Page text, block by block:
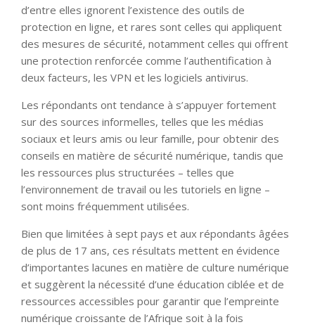
d’entre elles ignorent l’existence des outils de
protection en ligne, et rares sont celles qui appliquent
des mesures de sécurité, notamment celles qui offrent
une protection renforcée comme l’authentification à
deux facteurs, les VPN et les logiciels antivirus.
Les répondants ont tendance à s’appuyer fortement
sur des sources informelles, telles que les médias
sociaux et leurs amis ou leur famille, pour obtenir des
conseils en matière de sécurité numérique, tandis que
les ressources plus structurées – telles que
l’environnement de travail ou les tutoriels en ligne –
sont moins fréquemment utilisées.
Bien que limitées à sept pays et aux répondants âgées
de plus de 17 ans, ces résultats mettent en évidence
d’importantes lacunes en matière de culture numérique
et suggèrent la nécessité d’une éducation ciblée et de
ressources accessibles pour garantir que l’empreinte
numérique croissante de l’Afrique soit à la fois